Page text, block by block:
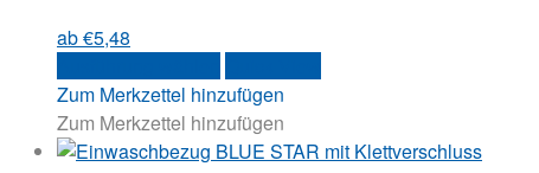
ab€5,48
Produkt
weist
mehrere
Zum Merkzettel hinzufügen
Zum Merkzettel hinzufügen